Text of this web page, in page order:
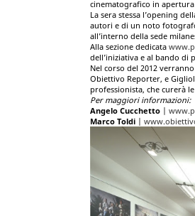
cinematografico in
La sera stessa l’opening
autori e di un noto
all’interno della sede
Alla sezione dedicata
dell’iniziativa e al bando di
Nel corso del 2012
Obiettivo Reporter, e
professionista, che curerà
Per maggiori informazioni:
Angelo Cucchetto |
Marco Toldi |